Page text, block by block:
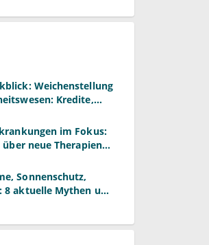
Weichenstellung
Kredite,
im Fokus:
über neue Therapien
Sonnenschutz,
8 aktuelle Mythen und